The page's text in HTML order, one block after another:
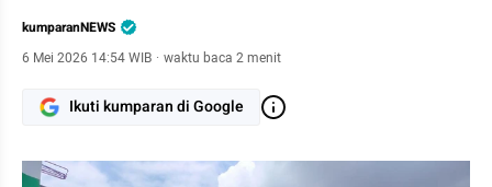
kumparanNEWS
6 Mei 2026 14:54 WIB · waktu baca 2 menit
Ikuti kumparan di Google